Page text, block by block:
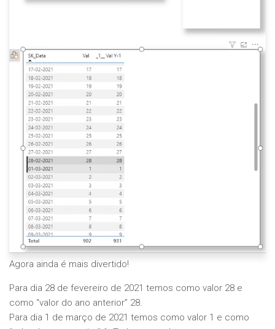
Agora ainda é mais divertido!
Para dia 28 de fevereiro de 2021 temos como valor 28 e
como “valor do ano anterior” 28.
Para dia 1 de março de 2021 temos como valor 1 e como